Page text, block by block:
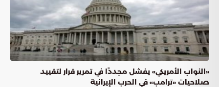
«النواب الأمريكي» يفشل مجددًا في تمرير قرار لتقييد
صلاحيات «ترامب» في الحرب الإيرانية